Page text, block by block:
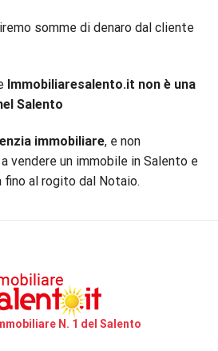
somme di denaro dal cliente
Immobiliaresalento.it non è una
Salento
immobiliare, e non
vendere un immobile in Salento e
al rogito dal Notaio.
N. 1 del Salento